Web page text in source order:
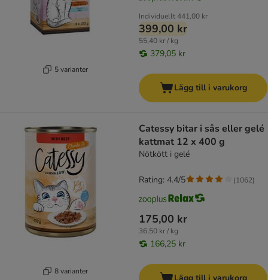
5 varianter
Individuellt441,00 kr
399,00 kr
55,40 kr / kg
379,05 kr
Lägg till i varukorg
8 varianter
Catessy bitar i sås eller gelé
kattmat 12 x 400 g
Nötkött i gelé
175,00 kr
36,50 kr / kg
166,25 kr
Rating: 4.4/5 (1062)